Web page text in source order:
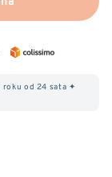
roku od 24 sata ✦